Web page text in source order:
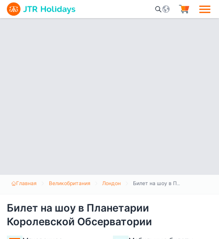
Mobile Search
Главная Великобритания Лондон Билет на шоу в Планетарии Королевской Обсерватории
Билет на шоу в Планетарии
Королевской Обсерватории